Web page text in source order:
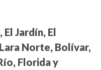
Jardín, El
Norte, Bolívar,
Florida y